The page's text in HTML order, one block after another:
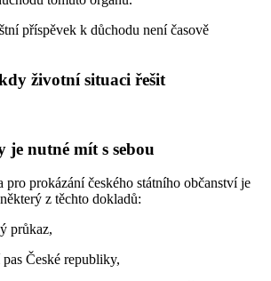
příspěvek k důchodu není časově
životní situaci řešit
je nutné mít s sebou
pro prokázání českého státního občanství je
z těchto dokladů:
průkaz,
České republiky,